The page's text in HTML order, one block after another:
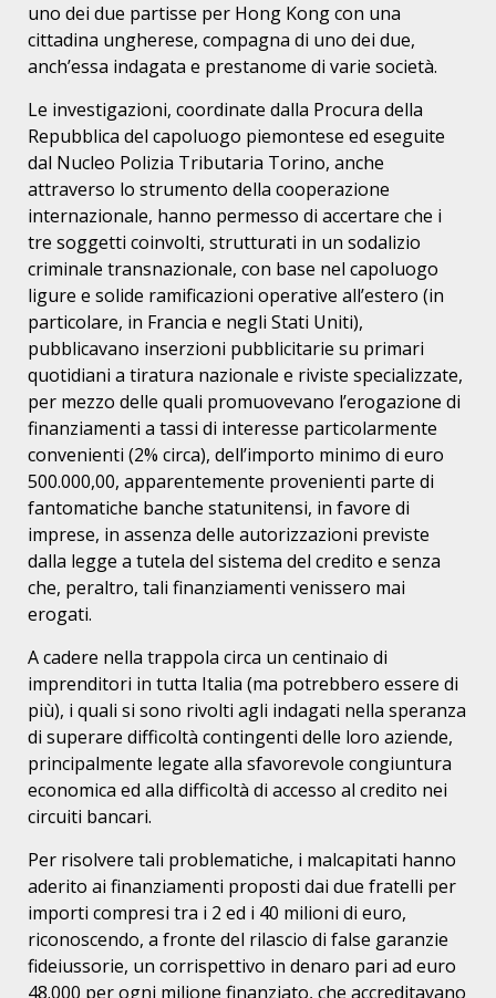
uno dei due partisse per Hong Kong con una
cittadina ungherese, compagna di uno dei due,
anch’essa indagata e prestanome di varie società.
Le investigazioni, coordinate dalla Procura della
Repubblica del capoluogo piemontese ed eseguite
dal Nucleo Polizia Tributaria Torino, anche
attraverso lo strumento della cooperazione
internazionale, hanno permesso di accertare che i
tre soggetti coinvolti, strutturati in un sodalizio
criminale transnazionale, con base nel capoluogo
ligure e solide ramificazioni operative all’estero (in
particolare, in Francia e negli Stati Uniti),
pubblicavano inserzioni pubblicitarie su primari
quotidiani a tiratura nazionale e riviste specializzate,
per mezzo delle quali promuovevano l’erogazione di
finanziamenti a tassi di interesse particolarmente
convenienti (2% circa), dell’importo minimo di euro
500.000,00, apparentemente provenienti parte di
fantomatiche banche statunitensi, in favore di
imprese, in assenza delle autorizzazioni previste
dalla legge a tutela del sistema del credito e senza
che, peraltro, tali finanziamenti venissero mai
erogati.
A cadere nella trappola circa un centinaio di
imprenditori in tutta Italia (ma potrebbero essere di
più), i quali si sono rivolti agli indagati nella speranza
di superare difficoltà contingenti delle loro aziende,
principalmente legate alla sfavorevole congiuntura
economica ed alla difficoltà di accesso al credito nei
circuiti bancari.
Per risolvere tali problematiche, i malcapitati hanno
aderito ai finanziamenti proposti dai due fratelli per
importi compresi tra i 2 ed i 40 milioni di euro,
riconoscendo, a fronte del rilascio di false garanzie
fideiussorie, un corrispettivo in denaro pari ad euro
48.000 per ogni milione finanziato, che accreditavano